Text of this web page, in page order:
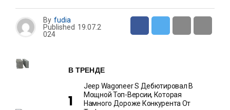
By fudia
Published 19.07.2
024
В ТРЕНДЕ
Jeep Wagoneer S Дебютировал В
Мощной Топ-Версии, Которая
Намного Дороже Конкурента От